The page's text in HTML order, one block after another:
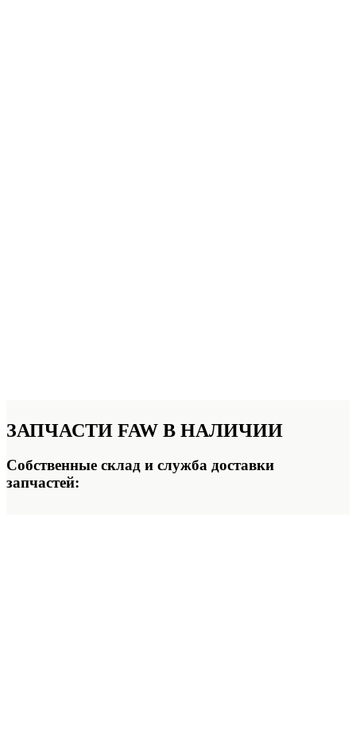
ЗАПЧАСТИ FAW В НАЛИЧИИ
Собственные склад и служба доставки
запчастей: